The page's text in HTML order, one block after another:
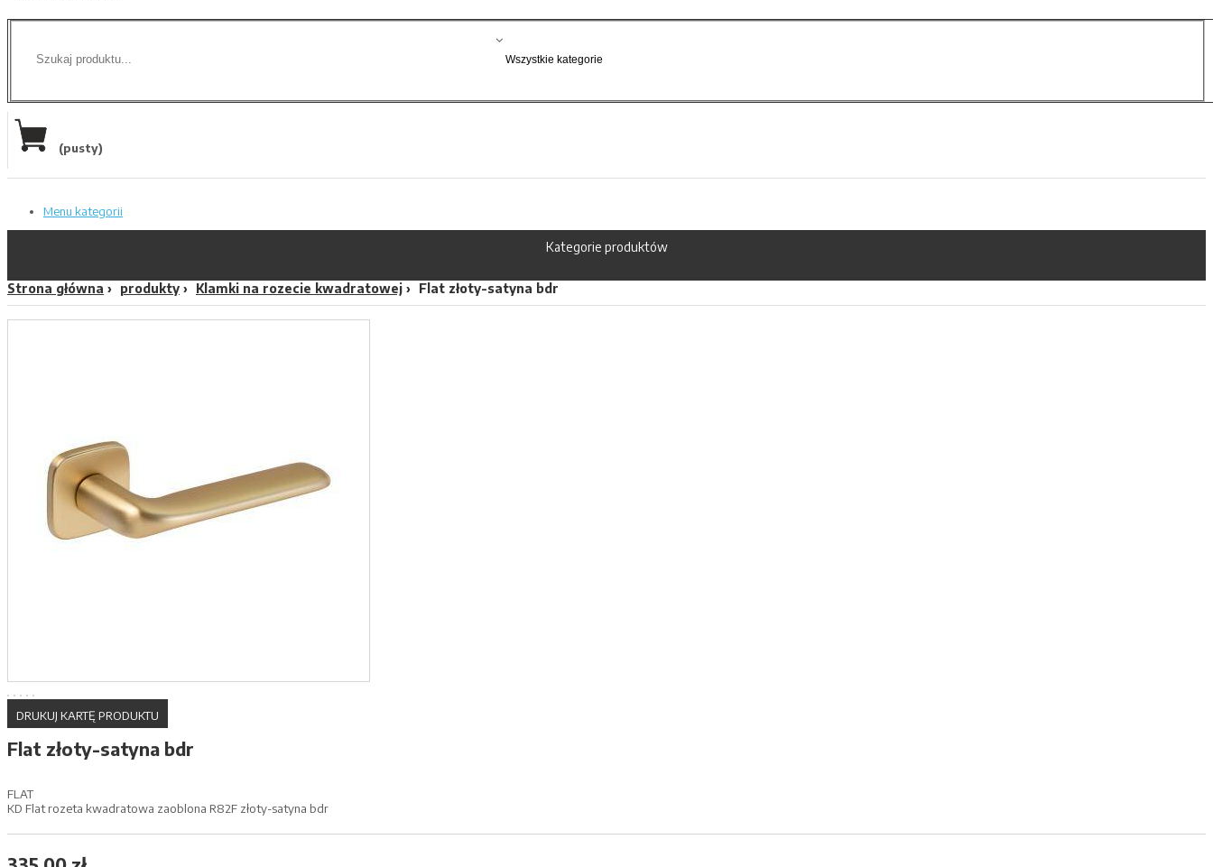
(pusty)
Menu kategorii
Kategorie produktów
Strona główna produkty Klamki na rozecie kwadratowej Flat złoty-satyna bdr
DRUKUJ KARTĘ PRODUKTU
Flat złoty-satyna bdr
FLAT
KD Flat rozeta kwadratowa zaoblona R82F złoty-satyna bdr